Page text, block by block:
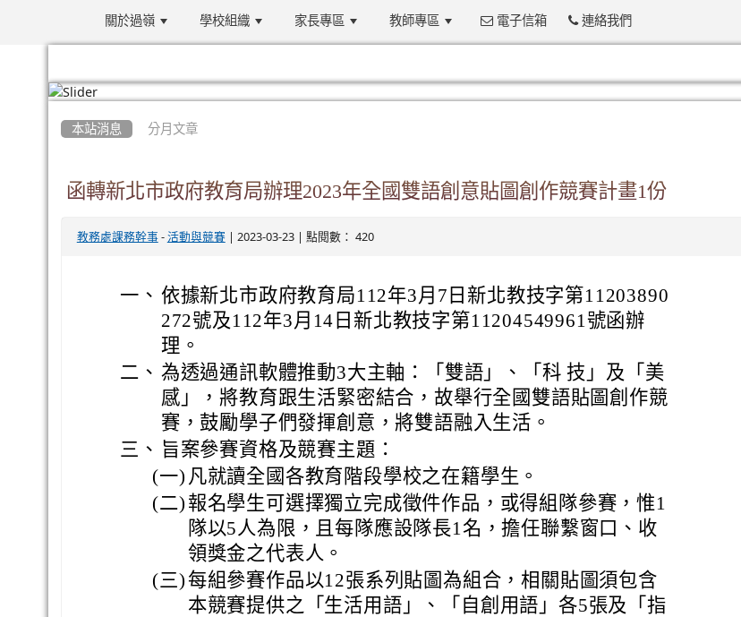
關於過嶺 學校組織 家長專區 教師專區 電子信箱 連絡我們
本站消息 分月文章
函轉新北市政府教育局辦理2023年全國雙語創意貼圖創作競賽計畫1份
教務處課務幹事- 活動與競賽| 2023-03-23 | 點閱數： 420
一、 依據新北市政府教育局112年3月7日新北教技字第11203890
272號及112年3月14日新北教技字第11204549961號函辦
理。
二、 為透過通訊軟體推動3大主軸：「雙語」、「科 技」及「美
感」，將教育跟生活緊密結合，故舉行全國雙語貼圖創作競
賽，鼓勵學子們發揮創意，將雙語融入生活。
三、 旨案參賽資格及競賽主題：
(一) 凡就讀全國各教育階段學校之在籍學生。
(二) 報名學生可選擇獨立完成徵件作品，或得組隊參賽，惟1
隊以5人為限，且每隊應設隊長1名，擔任聯繫窗口、收
領獎金之代表人。
(三) 每組參賽作品以12張系列貼圖為組合，相關貼圖須包含
本競賽提供之「生活用語」、「自創用語」各5張及「指